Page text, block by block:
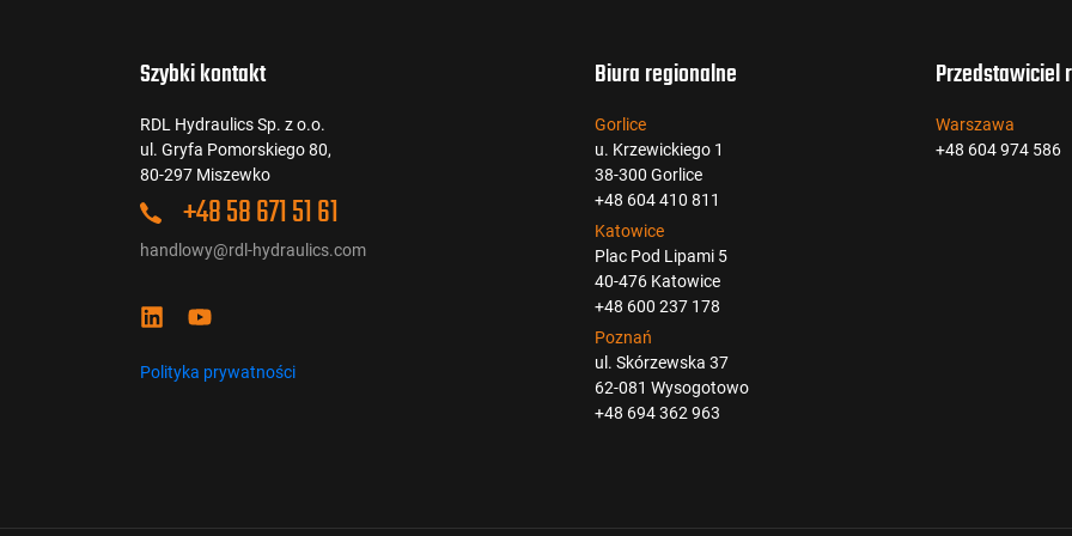
Szybki kontakt
RDL Hydraulics Sp. z o.o.
ul. Gryfa Pomorskiego 80,
80-297 Miszewko
+48 58 671 51 61
handlowy@rdl-hydraulics.com
Polityka prywatności
Biura regionalne
Gorlice
u. Krzewickiego 1
38-300 Gorlice
+48 604 410 811
Katowice
Plac Pod Lipami 5
40-476 Katowice
+48 600 237 178
Poznań
ul. Skórzewska 37
62-081 Wysogotowo
+48 694 362 963
Przedstawiciel
Warszawa
+48 604 974 586